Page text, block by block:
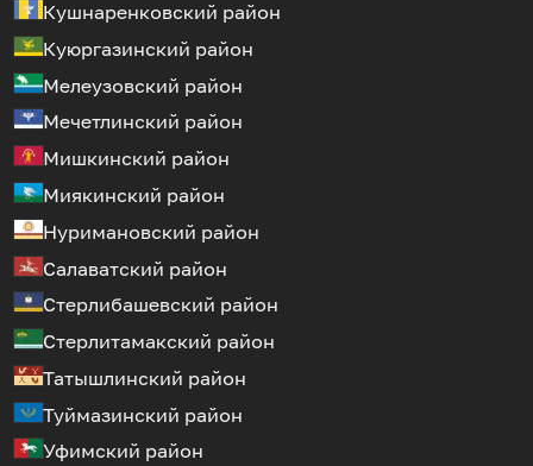
Кушнаренковский район
Куюргазинский район
Мелеузовский район
Мечетлинский район
Мишкинский район
Миякинский район
Нуримановский район
Салаватский район
Стерлибашевский район
Стерлитамакский район
Татышлинский район
Туймазинский район
Уфимский район